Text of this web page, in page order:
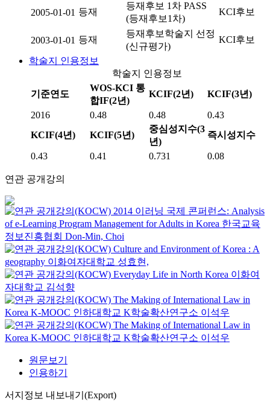
2005-01-01 등재
등재후보 1차 PASS
(등재후보1차)
KCI후보
2003-01-01 등재
등재후보학술지 선정
(신규평가)
KCI후보
학술지 인용정보
학술지 인용정보
기준연도
WOS-KCI 통
합IF(2년)
KCIF(2년) KCIF(3년)
2016 0.48 0.48
0.43
KCIF(4년)
KCIF(5년)
중심성지수(3
년)
즉시성지수
0.43 0.41 0.731 0.08
연관 공개강의
2014 이러닝 국제 콘퍼런스: Analysis
of e-Learning Program Management for Adults in Korea 한국교육
정보진흥협회 Don-Min, Choi
Culture and Environment of Korea : A
geography 이화여자대학교 성효현,
Everyday Life in North Korea 이화여
자대학교 김석향
The Making of International Law in
Korea K-MOOC 인하대학교 K학술확산연구소 이석우
The Making of International Law in
Korea K-MOOC 인하대학교 K학술확산연구소 이석우
원문보기
인용하기
서지정보 내보내기(Export)